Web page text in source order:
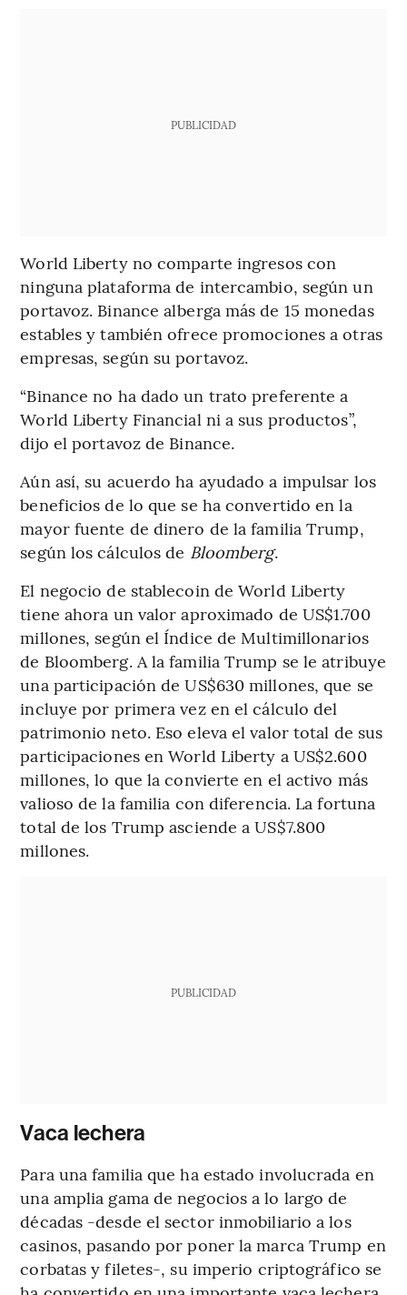
PUBLICIDAD
World Liberty no comparte ingresos con
ninguna plataforma de intercambio, según un
portavoz. Binance alberga más de 15 monedas
estables y también ofrece promociones a otras
empresas, según su portavoz.
“Binance no ha dado un trato preferente a
World Liberty Financial ni a sus productos”,
dijo el portavoz de Binance.
Aún así, su acuerdo ha ayudado a impulsar los
beneficios de lo que se ha convertido en la
mayor fuente de dinero de la familia Trump,
según los cálculos de Bloomberg.
El negocio de stablecoin de World Liberty
tiene ahora un valor aproximado de US$1.700
millones, según el Índice de Multimillonarios
de Bloomberg. A la familia Trump se le atribuye
una participación de US$630 millones, que se
incluye por primera vez en el cálculo del
patrimonio neto. Eso eleva el valor total de sus
participaciones en World Liberty a US$2.600
millones, lo que la convierte en el activo más
valioso de la familia con diferencia. La fortuna
total de los Trump asciende a US$7.800
millones.
PUBLICIDAD
Vaca lechera
Para una familia que ha estado involucrada en
una amplia gama de negocios a lo largo de
décadas -desde el sector inmobiliario a los
casinos, pasando por poner la marca Trump en
corbatas y filetes-, su imperio criptográfico se